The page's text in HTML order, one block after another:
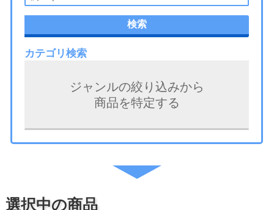
・iPad 第5世代
・iPad 第8世代
・iPad 第10世代
・iPad mini5
・iPad mini6
・iPad Air2
・iPad Air6
・iPad Pro 9.7
・iPad Pro 11 第1世
代
・iPad Pro 11 第2世
・iPad Pro 11 第5世
代
世代
・iPad Pro 12.9 第2
検索
カテゴリ検索
ジャンルの絞り込みから
商品を特定する
選択中の商品